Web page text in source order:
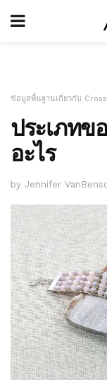
ข้อมูลพื้นฐานเกี่ยวกับ
ประเภท
อะไร
by Jennifer